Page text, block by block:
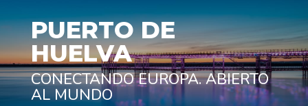
PUERTO DE
HUELVA
CONECTANDO EUROPA. ABIERTO
AL MUNDO